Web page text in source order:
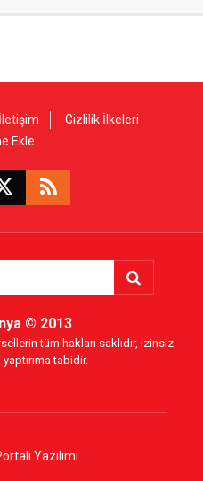
İletişim
Gizlilik İlkeleri
Ekle
© 2013
tüm hakları saklıdır, izinsiz
yaptırıma tabidir.
Yazılımı